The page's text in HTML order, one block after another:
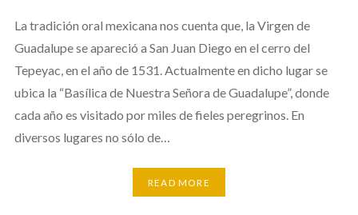
La tradición oral mexicana nos cuenta que, la Virgen de
Guadalupe se apareció a San Juan Diego en el cerro del
Tepeyac, en el año de 1531. Actualmente en dicho lugar se
ubica la “Basílica de Nuestra Señora de Guadalupe”, donde
cada año es visitado por miles de fieles peregrinos. En
diversos lugares no sólo de…
READ MORE